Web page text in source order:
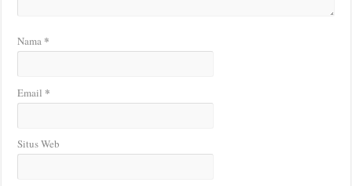
Nama *
Email *
Situs Web